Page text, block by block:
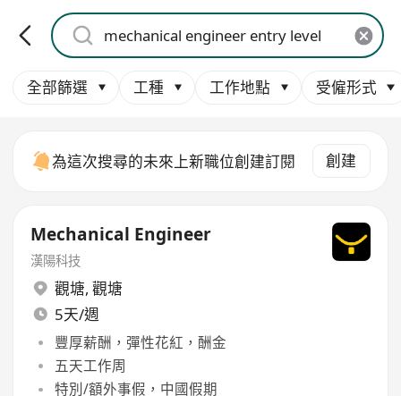
全部篩選 工種 工作地點 受僱形式
為這次搜尋的未來上新職位創建訂閱 創建
Mechanical Engineer
漢陽科技
觀塘, 觀塘
5天/週
豐厚薪酬，彈性花紅，酬金
五天工作周
特別/額外事假，中國假期